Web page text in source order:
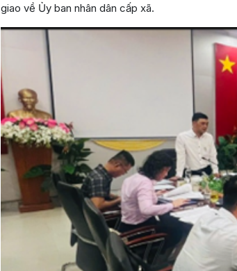
giao về Ủy ban nhân dân cấp xã.